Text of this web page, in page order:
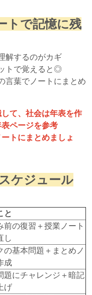
トで記憶に残
解するのがカギ
トで覚えると◎
言葉でノートにまとめ
て、社会は年表を作
ページを参考
トにまとめましょ
ケジュール
と
前の復習＋授業ノート
し
の基本問題＋まとめノ
成
題にチャレンジ＋暗記
げ